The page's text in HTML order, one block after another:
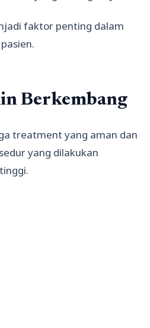
faktor penting dalam
Berkembang
treatment yang aman dan
yang dilakukan